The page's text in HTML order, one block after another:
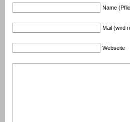
Name
Mail (wird
Webseite